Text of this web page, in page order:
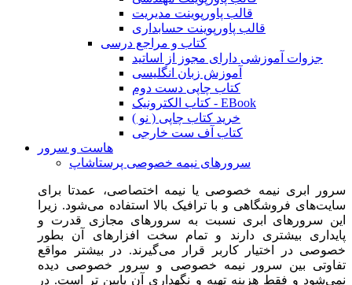
قالب پاورپوینت مدیریت
قالب پاورپوینت حسابداری
کتاب و مراجع درسی
جزوات آموزشی دارای مجوز از اساتید
آموزش زبان انگلیسی
کتاب چاپی دست دوم
کتاب الکترونیک - EBook
خرید کتاب چاپی ( نو )
کتاب آف ست خارجی
هاست و سرور
سرورهای نیمه خصوصی پرستاشاپ
سرور ابری نیمه خصوصی یا نیمه اختصاصی، عمدتا برای
سایت‌های فروشگاهی و با ترافیک بالا استفاده می‌شود. زیرا
این سرورهای ابری نسبت به سرورهای مجازی قدرت و
پایداری بیشتری دارند و تمام سخت افزارهای آن بطور
خصوصی در اختیار کاربر قرار می‌گیرند. در بیشتر مواقع
تفاوتی بین سرور نیمه خصوصی و سرور خصوصی دیده
نمی‌شود و فقط هزینه تهیه و نگهداری آن پایین تر است. در